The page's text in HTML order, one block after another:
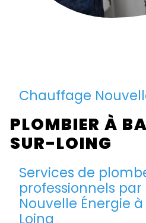
Chauffage
PLOMBIER À
SUR-LOING
Services de
professionnels
Nouvelle Énergie
Loing